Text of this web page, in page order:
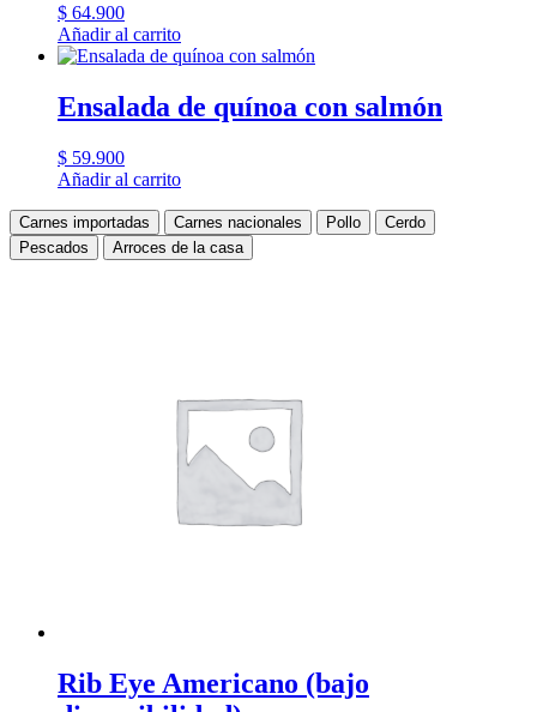
$ 64.900
Añadir al carrito
Ensalada de quínoa con salmón
$ 59.900
Añadir al carrito
Carnes importadas Carnes nacionales Pollo
Cerdo
Pescados
Arroces de la casa
Rib Eye Americano (bajo